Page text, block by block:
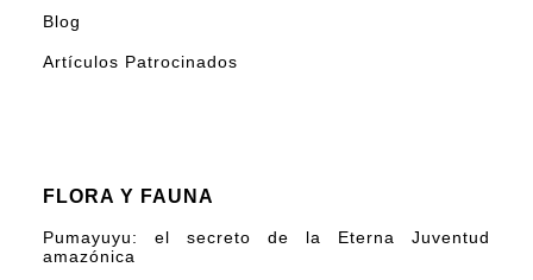
Blog
Artículos Patrocinados
FLORA Y FAUNA
Pumayuyu: el secreto de la Eterna Juventud
amazónica